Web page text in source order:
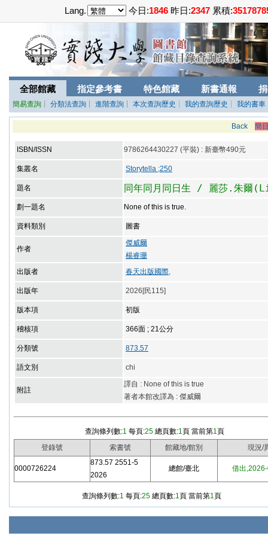
Lang. 今日:1846 昨日:2347 累積:
全部館藏 指定參考書 特色館藏 新書通報
簡易查詢 ┊ 分類法查詢 ┊ 進階查詢 ┊ 本次查詢歷史 ┊ 我的查詢歷史 ┊ 我的書車
Back 簡
ISBN/ISSN 9786264430227 (平裝) : 新臺幣490元
集叢名 Storytella ;250
題名 同年同月同日生 / 麗莎.朱
劃一題名 None of this is true.
資料類別 圖書
作者
傑威爾
楊睿珊
出版者
春天出版國際,
出版年 2026[民115]
版本項 初版
稽核項 366面 ; 21公分
分類號 873.57
語文別 chi
附註
譯自 : None of this is true
著者本館改譯為 : 傑威爾
查詢條列數:1 每頁:25總頁數:1頁 當前第1頁
登錄號
索書號 館藏地/館別 現況/
0000726224
873.57 2551-5
2026
總館/臺北 借出
查詢條列數:1 每頁:25 總頁數:1頁 當前第1頁